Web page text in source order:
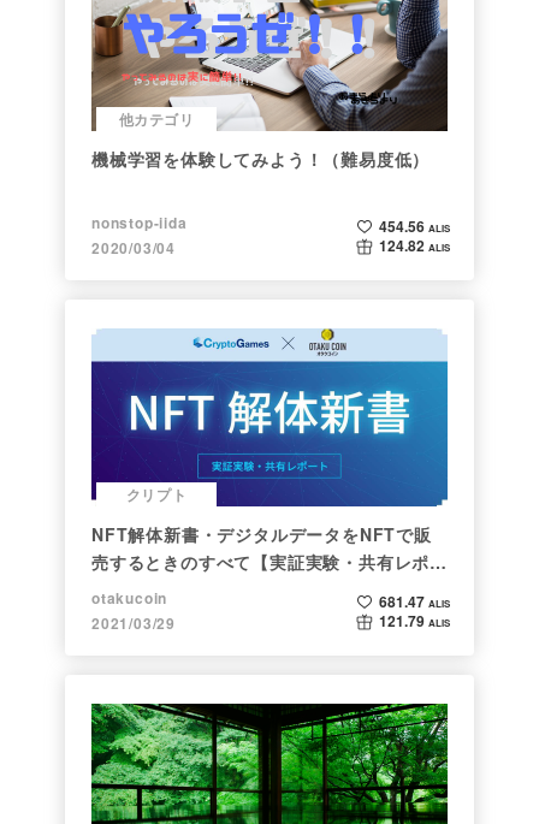
他カテゴリ
機械学習を体験してみよう！（難易度低）
nonstop-iida
2020/03/04
454.56 ALIS
124.82 ALIS
クリプト
NFT解体新書・デジタルデータをNFTで販
売するときのすべて【実証実験・共有レポー
ト】
otakucoin
2021/03/29
681.47 ALIS
121.79 ALIS